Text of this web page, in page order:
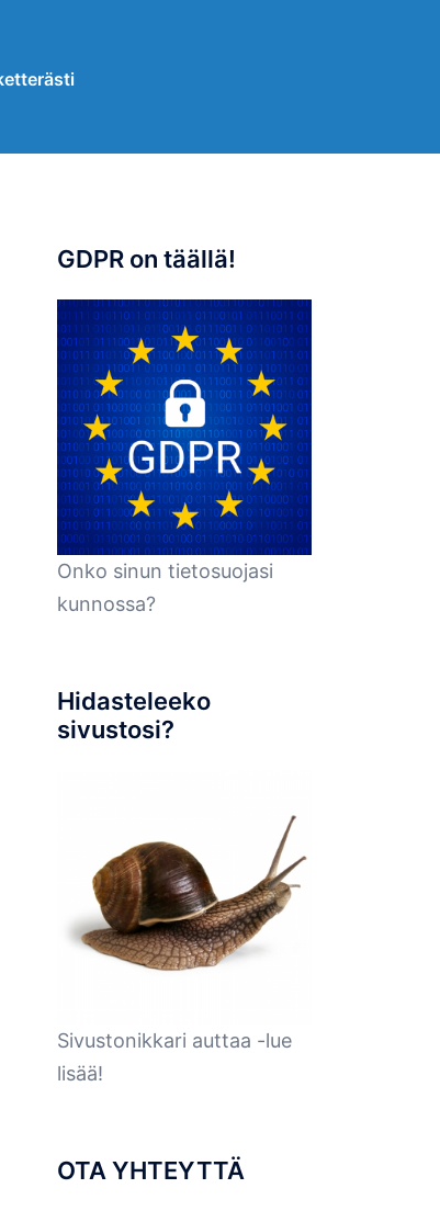
GDPR on täällä!
Onko sinun tietosuojasi
kunnossa?
Hidasteleeko
sivustosi?
Sivustonikkari auttaa -lue
lisää!
OTA YHTEYTTÄ